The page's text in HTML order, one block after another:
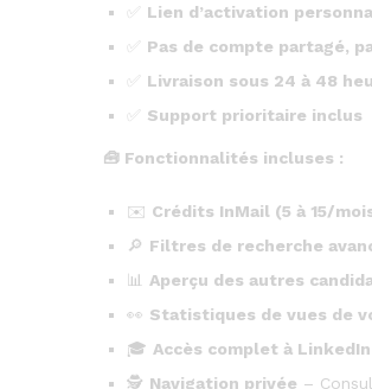
Lien d’activation
Pas de compte partagé,
Livraison sous 24 à 48
Support prioritaire inclus
🧰 Fonctionnalités incluses :
✉️ Crédits InMail (5 à 15/
🔎 Filtres de recherche
📊 Aperçu des autres
👀 Statistiques de vues de
🎓 Accès complet à
🕵️ Navigation privée –